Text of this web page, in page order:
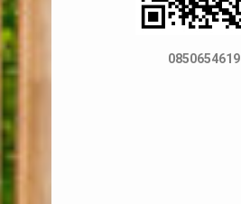
0850654619